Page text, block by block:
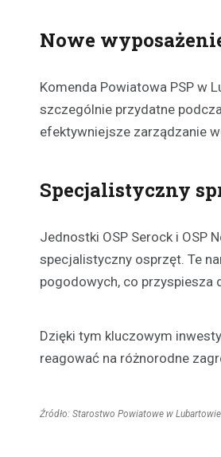
Nowe
Komenda Powiatowa PSP w
szczególnie przydatne
efektywniejsze zarządzanie
Specjalistyczny
Jednostki OSP Serock i OSP
specjalistyczny osprzęt. Te
pogodowych, co przyspiesza
Dzięki tym kluczowym
reagować na różnorodne
Źródło: Starostwo Powiatowe w Lubartowie